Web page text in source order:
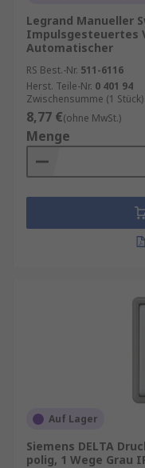
Legrand Manueller
Impulsgesteuertes
Automatischer
RS Best.-Nr. 511-6116
Herst. Teile-Nr. 0 401 94
Zwischensumme (1 Stück)
8,77 €(ohne MwSt.)
Menge
Auf Lager
Siemens DELTA
polig, 1 Wege Grau